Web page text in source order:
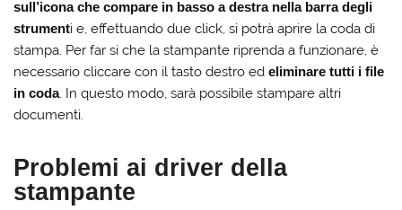
sull’icona che compare in basso a destra nella barra degli
strumenti e, effettuando due click, si potrà aprire la coda di
stampa. Per far si che la stampante riprenda a funzionare, è
necessario cliccare con il tasto destro edeliminare tutti i file
in coda. In questo modo, sarà possibile stampare altri
documenti.
Problemi ai driver della
stampante